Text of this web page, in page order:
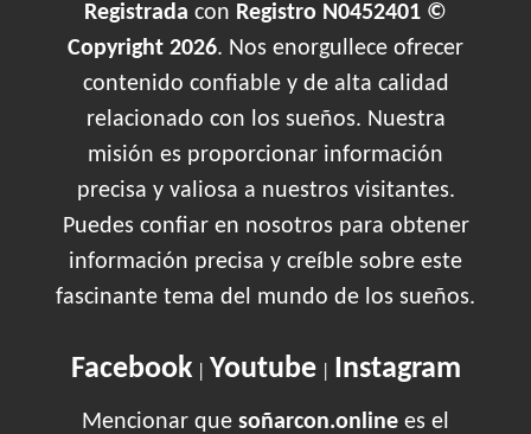
Registrada con Registro N0452401 ©
Copyright 2026. Nos enorgullece ofrecer
contenido confiable y de alta calidad
relacionado con los sueños. Nuestra
misión es proporcionar información
precisa y valiosa a nuestros visitantes.
Puedes confiar en nosotros para obtener
información precisa y creíble sobre este
fascinante tema del mundo de los sueños.
Facebook| Youtube| Instagram
Mencionar que soñarcon.online es el